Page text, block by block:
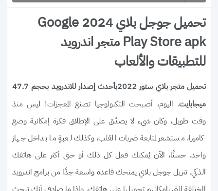
تحميل جوجل بلاي 2024 Google
Play Store apk متجر اندرويد
للتطبيقات والألعاب
تحميل متجر بلاي ستور 2022بأحدث إصدار للاندرويد بحجم 47.7
ميجابايت. اليوم، أصبحت التكنولوجيا تصنع المعجزات! ليس منذ
وقت طويل، وكان شيء لا يصدّق على الإطلاق فكرة إمكانية وضع
كاميرا، مستشعر لمتابعة ضربات القلب، وكذلك لعبةٍ ما بداخل جهاز
واحد. حسنًا، الآن يُمكنك فعل كل ذلك أو حتى أكثر على هاتفك
الذكي. تنزيل جوجل بلاي يمنحك قاعدة واسعة جدًا من برامج اندرويد